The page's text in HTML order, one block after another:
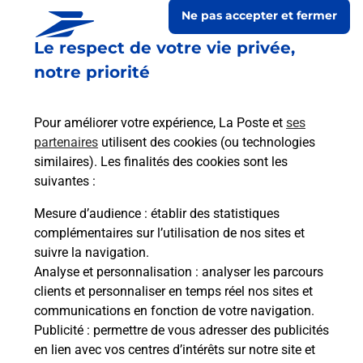
Le respect de votre vie privée,
notre priorité
Pour améliorer votre expérience, La Poste et ses
partenaires utilisent des cookies (ou technologies
similaires). Les finalités des cookies sont les
suivantes :
Mesure d’audience : établir des statistiques
complémentaires sur l’utilisation de nos sites et
suivre la navigation.
Analyse et personnalisation : analyser les parcours
clients et personnaliser en temps réel nos sites et
communications en fonction de votre navigation.
Publicité : permettre de vous adresser des publicités
en lien avec vos centres d’intérêts sur notre site et
Ne pas accepter et fermer
Prochaine collecte du courrierlundià 09h00
Square Henri Avril
22550 Henanbihen
Itinéraire
Le lien s'ouvre dans un nouvel onglet